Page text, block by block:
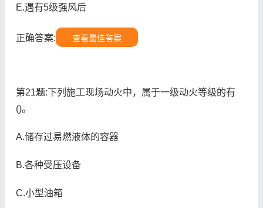
E.遇有5级强风后
正确答案: 查看最佳答案
第21题:下列施工现场动火中，属于一级动火等级的有
()。
A.储存过易燃液体的容器
B.各种受压设备
C.小型油箱